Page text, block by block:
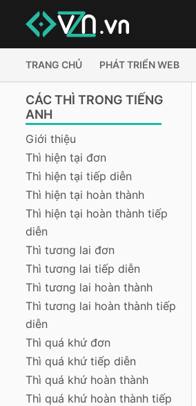
TRANG CHỦ PHÁT TRIỂN WEB
CÁC THÌ TRONG TIẾNG
ANH
Giới thiệu
Thì hiện tại đơn
Thì hiện tại tiếp diễn
Thì hiện tại hoàn thành
Thì hiện tại hoàn thành tiếp
diễn
Thì tương lai đơn
Thì tương lai tiếp diễn
Thì tương lai hoàn thành
Thì tương lai hoàn thành tiếp
diễn
Thì quá khứ đơn
Thì quá khứ tiếp diễn
Thì quá khứ hoàn thành
Thì quá khứ hoàn thành tiếp